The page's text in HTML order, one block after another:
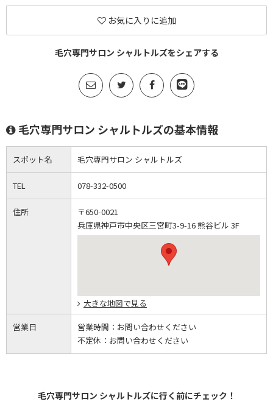
お気に入りに追加
毛穴専門サロン シャルトルズをシェアする
毛穴専門サロン シャルトルズの基本情報
スポット名 毛穴専門サロン シャルトルズ
TEL 078-332-0500
住所
〒650-0021
兵庫県神戸市中央区三宮町3-9-16 熊谷ビル 3F
大きな地図で見る
営業日 営業時間： お問い合わせください
不定休： お問い合わせください
毛穴専門サロン シャルトルズに行く前にチェック！